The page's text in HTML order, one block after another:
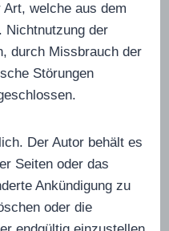
welche aus dem
Nichtnutzung der
durch Missbrauch der
Störungen
Der Autor behält es
Seiten oder das
Ankündigung zu
oder die